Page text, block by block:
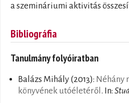
a szemináriumi aktivitás
Bibliográfia
Tanulmány folyóiratban
Balázs Mihály (2013): Néhány
könyvének utóéletéről . In: